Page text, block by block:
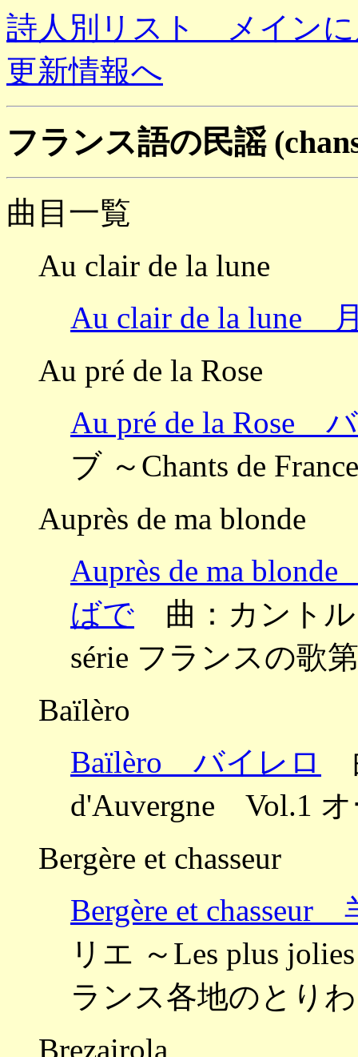
詩人別リスト メイン
更新情報へ
フランス語の民謡
曲目一覧
Au clair de la lune
Au clair de la lune
Au pré de la Rose
Au pré de la Rose
ブ ～Chants de
Auprès de ma blonde
Auprès de ma
ばで 曲：カントル
série フランスの歌
Baïlèro
Baïlèro バイレロ
d'Auvergne Vol.1
Bergère et chasseur
Bergère et chasseur
リエ ～Les plus
ランス各地のとり
Brezairola